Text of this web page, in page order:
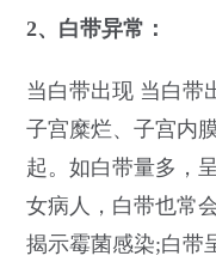
2、白带异常：
当白带出现 当白带
子宫糜烂、子宫内
起。如白带量多，
女病人，白带也常
揭示霉菌感染;白带